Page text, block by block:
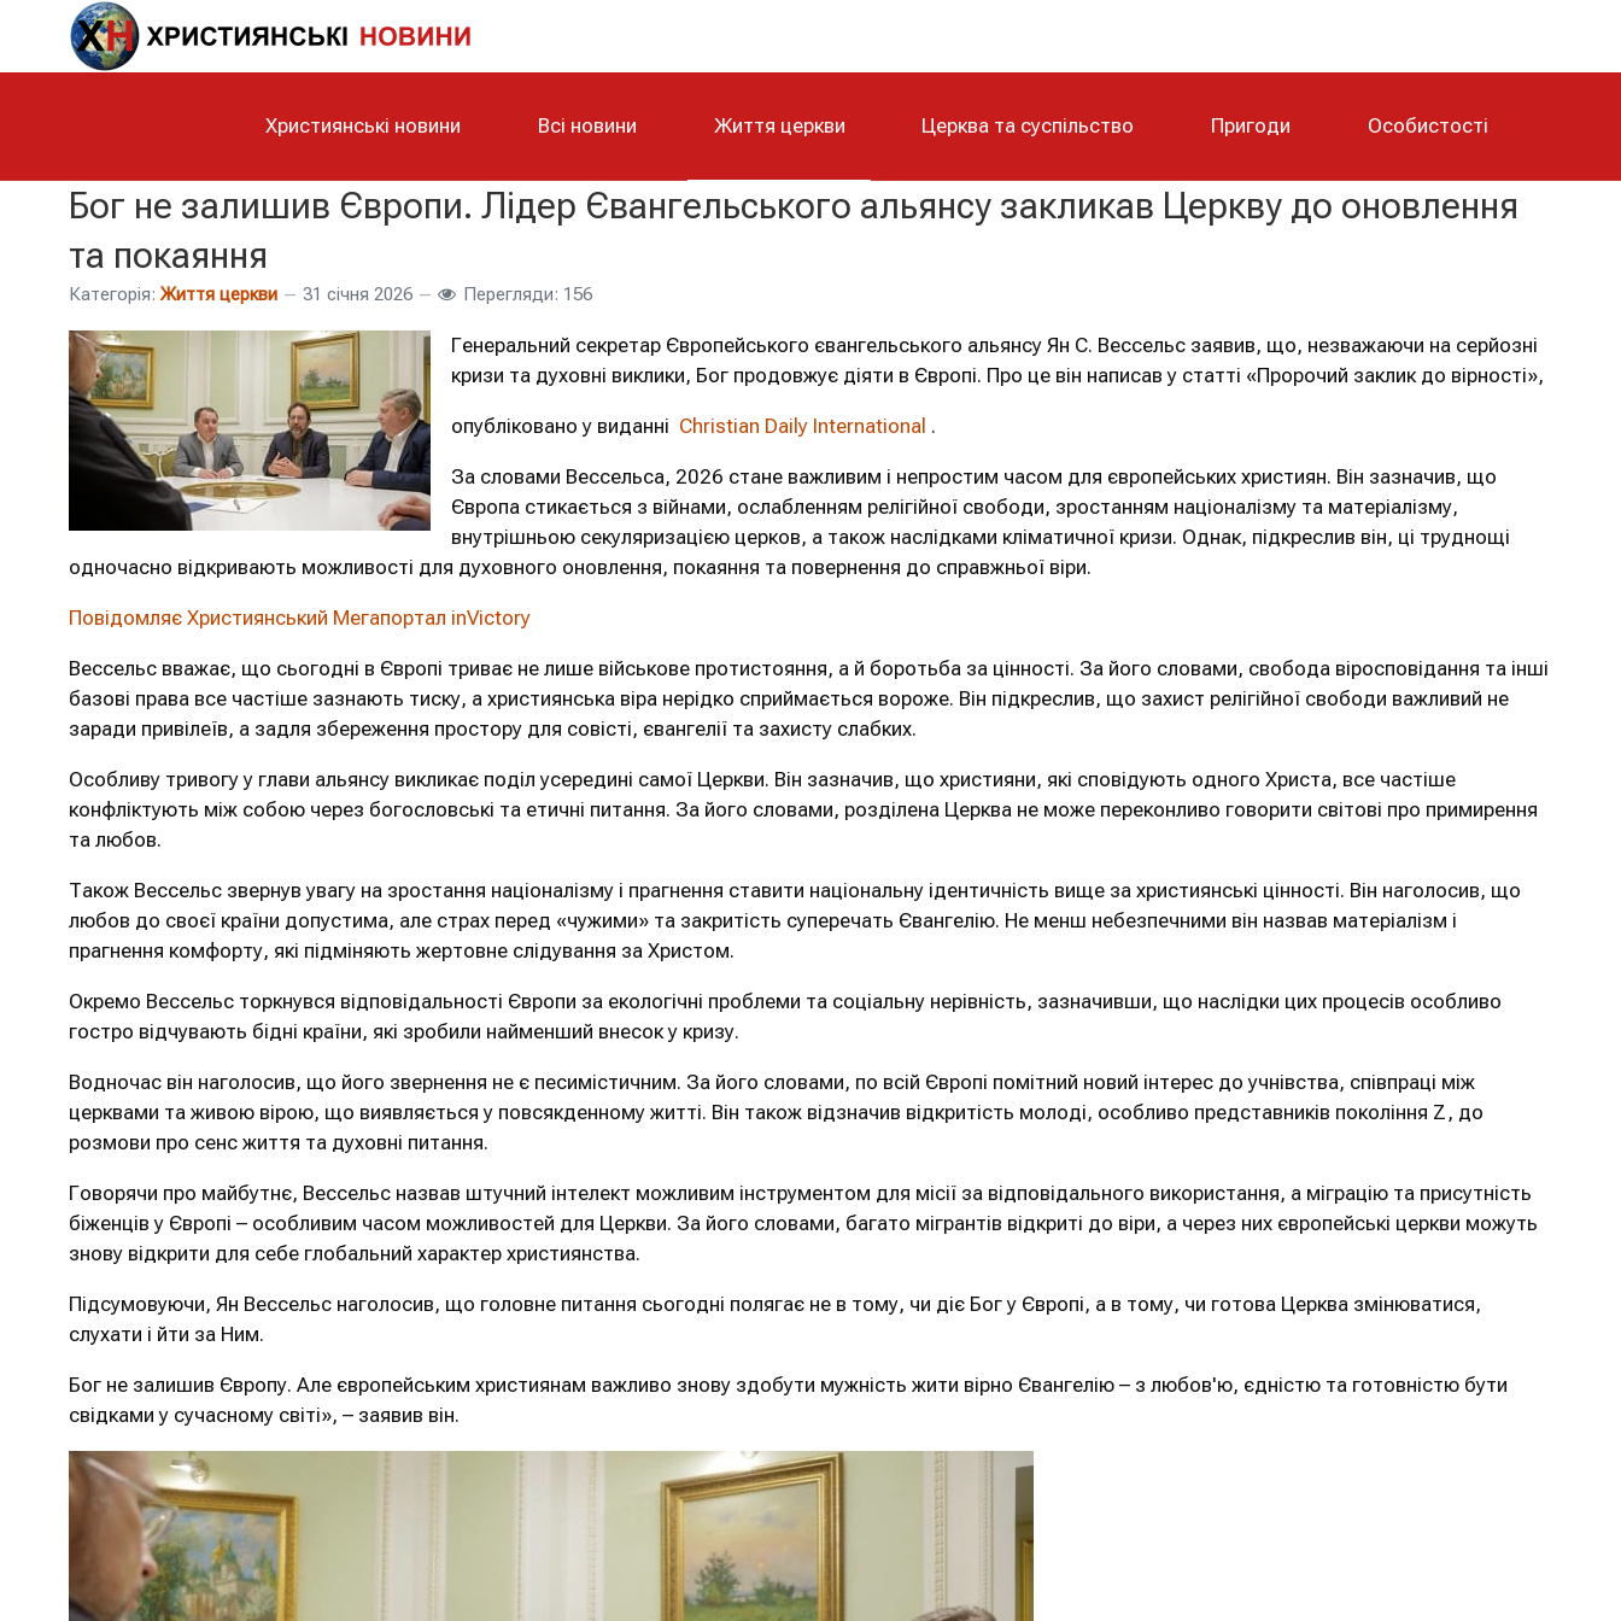
Християнські новини Всі новини Життя церкви Церква та суспільство Пригоди Особистості
Бог не залишив Європи. Лідер Євангельського альянсу закликав Церкву до оновлення
та покаяння
Категорія: Життя церкви 31 січня 2026 Перегляди: 156
Генеральний секретар Європейського євангельського альянсу Ян С. Вессельс заявив, що, незважаючи на серйозні
кризи та духовні виклики, Бог продовжує діяти в Європі. Про це він написав у статті «Пророчий заклик до вірності»,
опубліковано у виданні Christian Daily International .
За словами Вессельса, 2026 стане важливим і непростим часом для європейських християн. Він зазначив, що
Європа стикається з війнами, ослабленням релігійної свободи, зростанням націоналізму та матеріалізму,
внутрішньою секуляризацією церков, а також наслідками кліматичної кризи. Однак, підкреслив він, ці труднощі
одночасно відкривають можливості для духовного оновлення, покаяння та повернення до справжньої віри.
Повідомляє Християнський Мегапортал inVictory
Вессельс вважає, що сьогодні в Європі триває не лише військове протистояння, а й боротьба за цінності. За його словами, свобода віросповідання та інші
базові права все частіше зазнають тиску, а християнська віра нерідко сприймається вороже. Він підкреслив, що захист релігійної свободи важливий не
заради привілеїв, а задля збереження простору для совісті, євангелії та захисту слабких.
Особливу тривогу у глави альянсу викликає поділ усередині самої Церкви. Він зазначив, що християни, які сповідують одного Христа, все частіше
конфліктують між собою через богословські та етичні питання. За його словами, розділена Церква не може переконливо говорити світові про примирення
та любов.
Також Вессельс звернув увагу на зростання націоналізму і прагнення ставити національну ідентичність вище за християнські цінності. Він наголосив, що
любов до своєї країни допустима, але страх перед «чужими» та закритість суперечать Євангелію. Не менш небезпечними він назвав матеріалізм і
прагнення комфорту, які підміняють жертовне слідування за Христом.
Окремо Вессельс торкнувся відповідальності Європи за екологічні проблеми та соціальну нерівність, зазначивши, що наслідки цих процесів особливо
гостро відчувають бідні країни, які зробили найменший внесок у кризу.
Водночас він наголосив, що його звернення не є песимістичним. За його словами, по всій Європі помітний новий інтерес до учнівства, співпраці між
церквами та живою вірою, що виявляється у повсякденному житті. Він також відзначив відкритість молоді, особливо представників покоління Z, до
розмови про сенс життя та духовні питання.
Говорячи про майбутнє, Вессельс назвав штучний інтелект можливим інструментом для місії за відповідального використання, а міграцію та присутність
біженців у Європі – особливим часом можливостей для Церкви. За його словами, багато мігрантів відкриті до віри, а через них європейські церкви можуть
знову відкрити для себе глобальний характер християнства.
Підсумовуючи, Ян Вессельс наголосив, що головне питання сьогодні полягає не в тому, чи діє Бог у Європі, а в тому, чи готова Церква змінюватися,
слухати і йти за Ним.
Бог не залишив Європу. Але європейським християнам важливо знову здобути мужність жити вірно Євангелію – з любов'ю, єдністю та готовністю бути
свідками у сучасному світі», – заявив він.